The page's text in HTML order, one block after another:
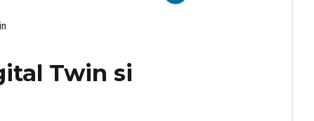
Twin si